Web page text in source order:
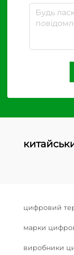
цифровий
марки
виробники